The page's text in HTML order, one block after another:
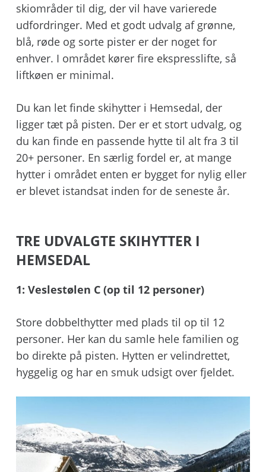
skiområder til dig, der vil have varierede
udfordringer. Med et godt udvalg af grønne,
blå, røde og sorte pister er der noget for
enhver. I området kører fire ekspresslifte, så
liftkøen er minimal.
Du kan let finde skihytter i Hemsedal, der
ligger tæt på pisten. Der er et stort udvalg, og
du kan finde en passende hytte til alt fra 3 til
20+ personer. En særlig fordel er, at mange
hytter i området enten er bygget for nylig eller
er blevet istandsat inden for de seneste år.
TRE UDVALGTE SKIHYTTER I
HEMSEDAL
1: Veslestølen C (op til 12 personer)
Store dobbelthytter med plads til op til 12
personer. Her kan du samle hele familien og
bo direkte på pisten. Hytten er velindrettet,
hyggelig og har en smuk udsigt over fjeldet.